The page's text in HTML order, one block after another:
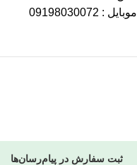
موبایل : 09198030072
ثبت سفارش در پیام‌رسان‌ها